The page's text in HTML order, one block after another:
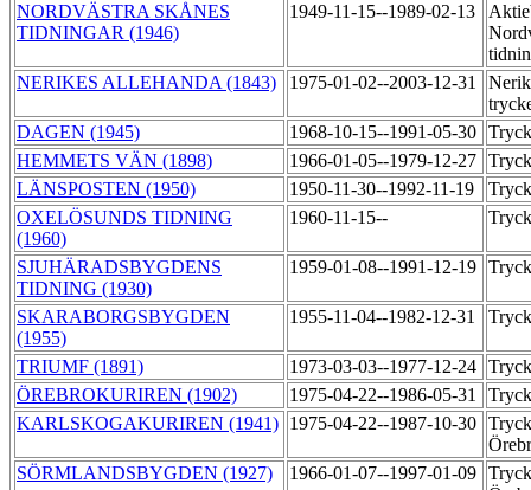
NORDVÄSTRA SKÅNES
TIDNINGAR (1946)
1949-11-15--1989-02-13
NERIKES ALLEHANDA (1843)
1975-01-02--2003-12-31
DAGEN (1945)
1968-10-15--1991-05-30
HEMMETS VÄN (1898)
1966-01-05--1979-12-27
LÄNSPOSTEN (1950)
1950-11-30--1992-11-19
OXELÖSUNDS TIDNING
(1960)
1960-11-15--
SJUHÄRADSBYGDENS
TIDNING (1930)
1959-01-08--1991-12-19
SKARABORGSBYGDEN
(1955)
1955-11-04--1982-12-31
TRIUMF (1891) 1973-03-03--1977-12-24
ÖREBROKURIREN (1902)
1975-04-22--1986-05-31
KARLSKOGAKURIREN (1941) 1975-04-22--1987-10-30
SÖRMLANDSBYGDEN (1927)
1966-01-07--1997-01-09